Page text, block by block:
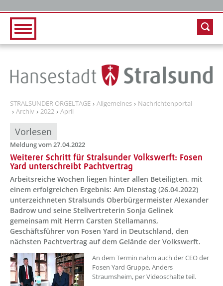
STRALSUNDER ORGELTAGE Allgemeines
Nachrichtenportal
Archiv
2022 April
Vorlesen
Meldung vom 27.04.2022
Weiterer Schritt für Stralsunder Volkswerft: Fosen
Yard unterschreibt Pachtvertrag
Arbeitsreiche Wochen liegen hinter allen Beteiligten, mit
einem erfolgreichen Ergebnis: Am Dienstag (26.04.2022)
unterzeichneten Stralsunds Oberbürgermeister Alexander
Badrow und seine Stellvertreterin Sonja Gelinek
gemeinsam mit Herrn Carsten Stellamanns,
Geschäftsführer von Fosen Yard in Deutschland, den
nächsten Pachtvertrag auf dem Gelände der Volkswerft.
??? absaetzeOben[1]/titel ???
An dem Termin nahm auch der CEO der
Fosen Yard Gruppe, Anders
Straumsheim, per Videoschalte teil.